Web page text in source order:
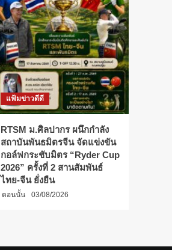
แฟ้มข่าวดีดี
RTSM ม.ศิลปากร ผนึกกำลัง
สถาบันพันธมิตรจีน จัดแข่งขัน
กอล์ฟกระชับมิตร “Ryder Cup
2026” ครั้งที่ 2 สานสัมพันธ์
ไทย-จีน ยั่งยืน
ตอนนั้น 03/08/2026